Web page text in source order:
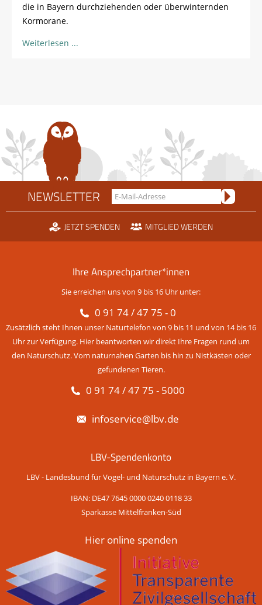
die in Bayern durchziehenden oder überwinternden
Kormorane.
Weiterlesen
NEWSLETTER
JETZT SPENDEN MITGLIED WERDEN
Ihre Ansprechpartner*innen
Sie erreichen uns von 9 bis 16 Uhr unter:
0 91 74 / 47 75 - 0
Zusätzlich steht Ihnen unser Naturtelefon von 9 bis 11 und von 14 bis 16
Uhr zur Verfügung. Hier beantworten wir direkt Ihre Fragen rund um
den Naturschutz. Vom naturnahen Garten bis hin zu Nistkästen oder
gefundenen Tieren.
0 91 74 / 47 75 - 5000
infoservice@lbv.de
LBV-Spendenkonto
LBV - Landesbund für Vogel- und Naturschutz in Bayern e. V.
IBAN: DE47 7645 0000 0240 0118 33
Sparkasse Mittelfranken-Süd
Hier online spenden